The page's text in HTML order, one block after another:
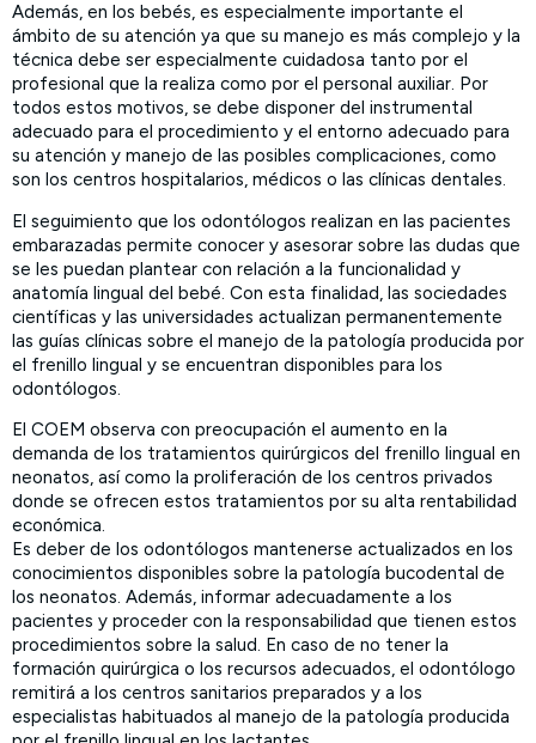
Además, en los bebés, es especialmente importante el
ámbito de su atención ya que su manejo es más complejo y la
técnica debe ser especialmente cuidadosa tanto por el
profesional que la realiza como por el personal auxiliar. Por
todos estos motivos, se debe disponer del instrumental
adecuado para el procedimiento y el entorno adecuado para
su atención y manejo de las posibles complicaciones, como
son los centros hospitalarios, médicos o las clínicas dentales.
El seguimiento que los odontólogos realizan en las pacientes
embarazadas permite conocer y asesorar sobre las dudas que
se les puedan plantear con relación a la funcionalidad y
anatomía lingual del bebé. Con esta finalidad, las sociedades
científicas y las universidades actualizan permanentemente
las guías clínicas sobre el manejo de la patología producida por
el frenillo lingual y se encuentran disponibles para los
odontólogos.
El COEM observa con preocupación el aumento en la
demanda de los tratamientos quirúrgicos del frenillo lingual en
neonatos, así como la proliferación de los centros privados
donde se ofrecen estos tratamientos por su alta rentabilidad
económica.
Es deber de los odontólogos mantenerse actualizados en los
conocimientos disponibles sobre la patología bucodental de
los neonatos. Además, informar adecuadamente a los
pacientes y proceder con la responsabilidad que tienen estos
procedimientos sobre la salud. En caso de no tener la
formación quirúrgica o los recursos adecuados, el odontólogo
remitirá a los centros sanitarios preparados y a los
especialistas habituados al manejo de la patología producida